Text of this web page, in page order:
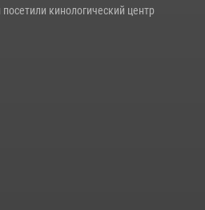
кинологический центр